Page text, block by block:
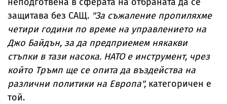
защитава без САЩ. "За съжаление пропиляхме
четири години по време на управлението на
Джо Байдън, за да предприемем някакви
стъпки в тази насока. НАТО е инструмент, чрез
който Тръмп ще се опита да въздейства на
различни политики на Европа", категоричен е
той.